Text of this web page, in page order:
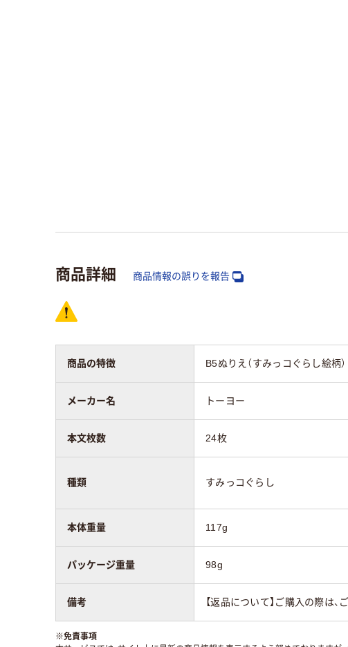
商品詳細 商品情報の誤りを報告
商品の特徴 B5ぬりえ（すみっコぐらし絵柄
メーカー名 トーヨー
本文枚数 24枚
種類 すみっコぐらし
本体重量 117g
パッケージ重量 98g
備考 【返品について】ご購入の際は
※免責事項